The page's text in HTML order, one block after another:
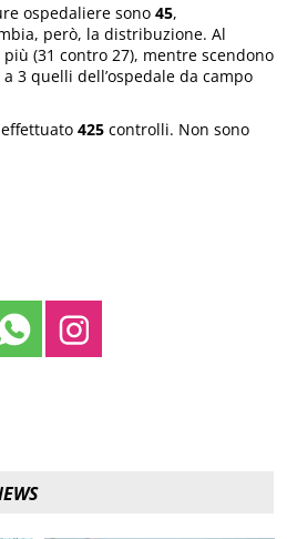
ospedaliere sono45,
però, la distribuzione. Al
(31 contro 27), mentre scendono
3 quelli dell’ospedale da campo
effettuato425 controlli. Non sono